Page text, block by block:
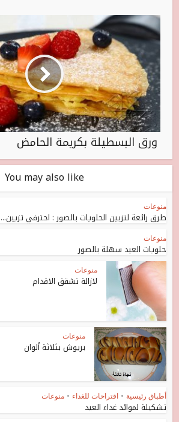
ورق البسطيلة بكريمة الحامض
You may also like
منوعات
طرق رائعة لتزيين الحلويات بالصور : احترفي تزيين...
منوعات
حلويات العيد سهلة بالصور
منوعات
لازالة تشقق الاقدام
منوعات
بريوش بثلاثة ألوان
أطباق رئيسية • اقتراحات للغداء • منوعات
تشكيلة لموائد غداء العيد